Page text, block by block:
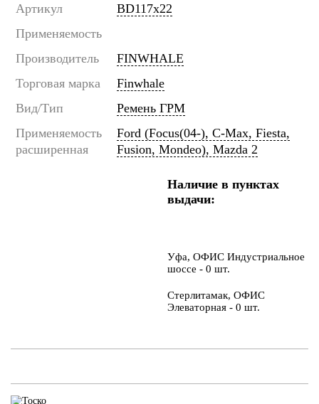
Артикул
BD117x22
Применяемость
Производитель
FINWHALE
Торговая марка
Finwhale
Вид/Тип
Ремень ГРМ
Применяемость
расширенная
Ford (Focus(04-), C-Max, Fiesta,
Fusion, Mondeo), Mazda 2
Наличие в пунктах
выдачи:
Уфа, ОФИС Индустриальное
шоссе - 0 шт.
Стерлитамак, ОФИС
Элеваторная - 0 шт.